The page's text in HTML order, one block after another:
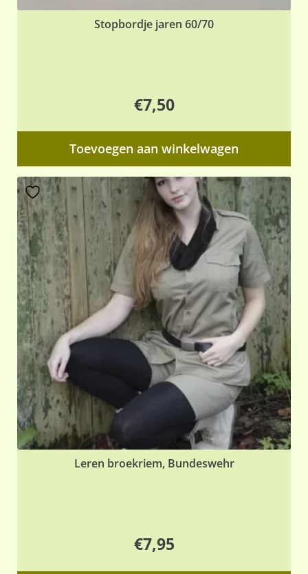
Stopbordje jaren 60/70
€7,50
Toevoegen aan winkelwagen
Leren broekriem, Bundeswehr
€7,95